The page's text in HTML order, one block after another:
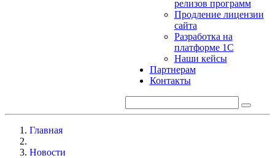
релизов программ
Продление лицензии
сайта
Разработка на
платформе 1С
Наши кейсы
Партнерам
Контакты
Главная
Новости